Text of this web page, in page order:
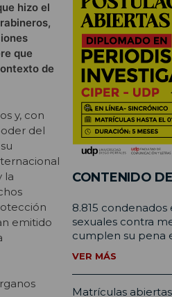
hizo el
que
de
y, con
del
la
emitido
CONTENIDO
8.815
sexuales contra
cumplen su pena
VER MÁS
Matrículas